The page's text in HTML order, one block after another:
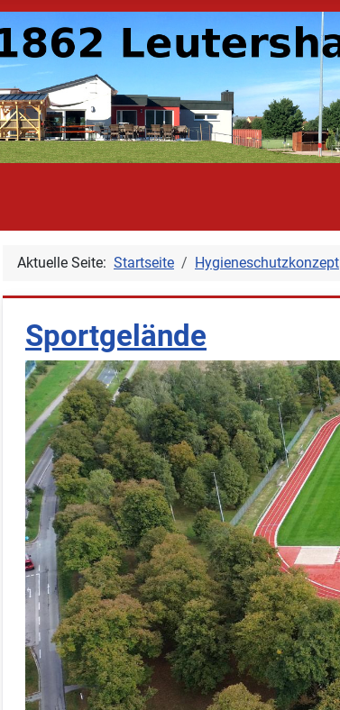
Aktuelle Seite: Startseite Hygieneschutzkonzept
Sportgelände